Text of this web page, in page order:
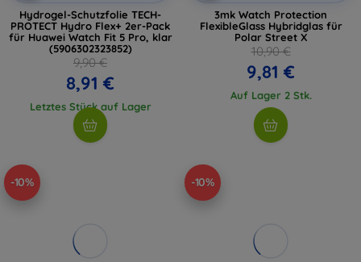
Hydrogel-Schutzfolie TECH-
PROTECT Hydro Flex+ 2er-Pack
für Huawei Watch Fit 5 Pro, klar
(5906302323852)
9,90 €
8,91 €
Letztes Stück auf Lager
3mk Watch Protection
FlexibleGlass Hybridglas für
Polar Street X
10,90 €
9,81 €
Auf Lager 2 Stk.
-10% -10%